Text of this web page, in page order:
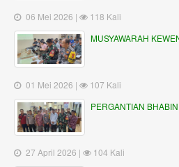
06 Mei 2026 |
118 Kali
MUSYAWARAH
01 Mei 2026 |
107 Kali
PERGANTIAN
27 April 2026 |
104 Kali